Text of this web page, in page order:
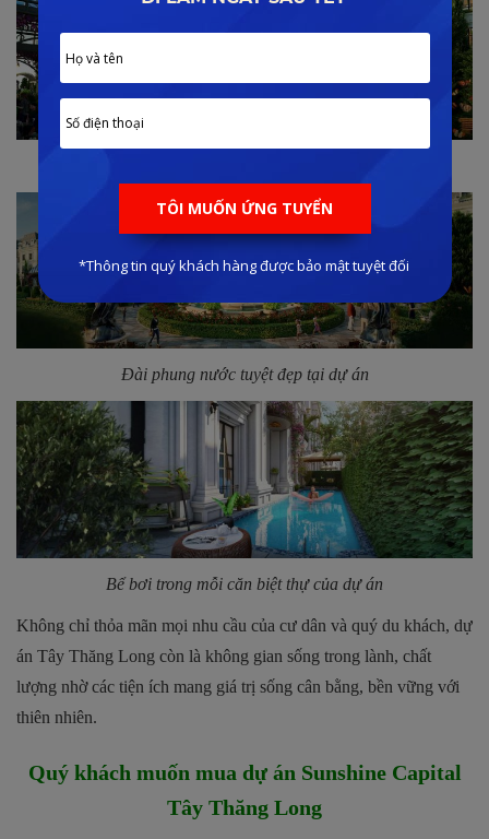
Đài phung nước tuyệt đẹp tại dự án
Bể bơi trong mỗi căn biệt thự của dự án
Không chỉ thỏa mãn mọi nhu cầu của cư dân và quý du khách, dự
án Tây Thăng Long còn là không gian sống trong lành, chất
lượng nhờ các tiện ích mang giá trị sống cân bằng, bền vững với
thiên nhiên.
Quý khách muốn mua dự án Sunshine Capital
Tây Thăng Long